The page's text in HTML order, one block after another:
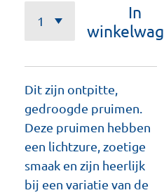
In
Dit zijn ontpitte,
gedroogde pruimen.
Deze pruimen hebben
een lichtzure, zoetige
smaak en zijn heerlijk
bij een variatie van de